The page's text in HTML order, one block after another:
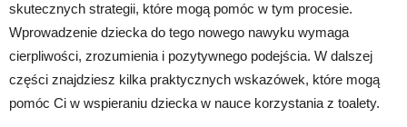
skutecznych strategii, które mogą pomóc w tym procesie.
Wprowadzenie dziecka do tego nowego nawyku wymaga
cierpliwości, zrozumienia i pozytywnego podejścia. W dalszej
części znajdziesz kilka praktycznych wskazówek, które mogą
pomóc Ci w wspieraniu dziecka w nauce korzystania z toalety.